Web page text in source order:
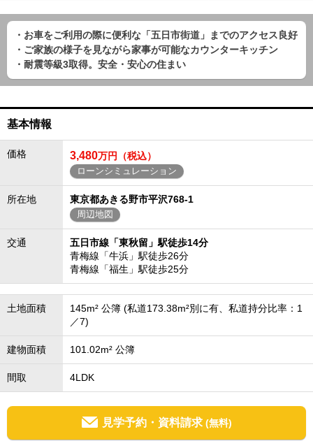
・お車をご利用の際に便利な「五日市街道」までのアクセス良好
・ご家族の様子を見ながら家事が可能なカウンターキッチン
・耐震等級3取得。安全・安心の住まい
基本情報
価格 3,480万円（税込）
ローンシミュレーション
所在地 東京都あきる野市平沢768-1
周辺地図
交通
五日市線「東秋留」駅徒歩14分
青梅線「牛浜」駅徒歩26分
青梅線「福生」駅徒歩25分
土地面積
145m² 公簿 (私道173.38m²別に有、私道持分比率：1
／7)
建物面積 101.02m² 公簿
間取 4LDK
見学予約・資料請求 (無料)